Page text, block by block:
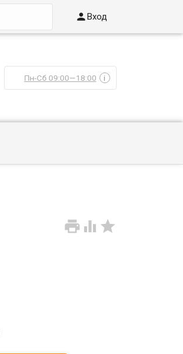
Вход
Пн-Сб 09:00—18:00 i
  